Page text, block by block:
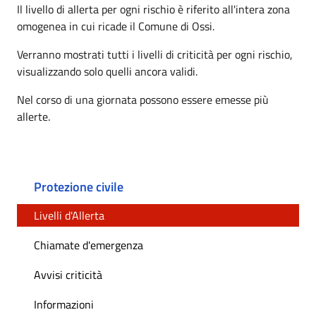
Il livello di allerta per ogni rischio è riferito all'intera zona
omogenea in cui ricade il Comune di Ossi.
Verranno mostrati tutti i livelli di criticità per ogni rischio,
visualizzando solo quelli ancora validi.
Nel corso di una giornata possono essere emesse più
allerte.
Protezione civile
Livelli d'Allerta
Chiamate d'emergenza
Avvisi criticità
Informazioni